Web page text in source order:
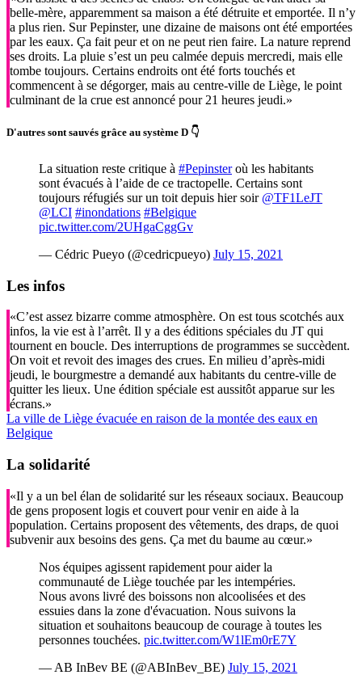
belle-mère, apparemment sa maison a été détruite et emportée. Il n’y
a plus rien. Sur Pepinster, une dizaine de maisons ont été emportées
par les eaux. Ça fait peur et on ne peut rien faire. La nature reprend
ses droits. La pluie s’est un peu calmée depuis mercredi, mais elle
tombe toujours. Certains endroits ont été forts touchés et
commencent à se dégorger, mais au centre-ville de Liège, le point
culminant de la crue est annoncé pour 21 heures jeudi.»
D'autres sont sauvés grâce au système D 👇
La situation reste critique à #Pepinsteroù les habitants
sont évacués à l’aide de ce tractopelle. Certains sont
toujours réfugiés sur un toit depuis hier soir @TF1LeJT
@LCI #inondations #Belgique
pic.twitter.com/2UHgaCggGv
— Cédric Pueyo (@cedricpueyo) July 15, 2021
Les infos
«C’est assez bizarre comme atmosphère. On est tous scotchés aux
infos, la vie est à l’arrêt. Il y a des éditions spéciales du JT qui
tournent en boucle. Des interruptions de programmes se succèdent.
On voit et revoit des images des crues. En milieu d’après-midi
jeudi, le bourgmestre a demandé aux habitants du centre-ville de
quitter les lieux. Une édition spéciale est aussitôt apparue sur les
écrans.»
La ville de Liège évacuée en raison de la montée des eaux en
Belgique
La solidarité
«Il y a un bel élan de solidarité sur les réseaux sociaux. Beaucoup
de gens proposent logis et couvert pour venir en aide à la
population. Certains proposent des vêtements, des draps, de quoi
subvenir aux besoins des gens. Ça met du baume au cœur.»
Nos équipes agissent rapidement pour aider la
communauté de Liège touchée par les intempéries.
Nous avons livré des boissons non alcoolisées et des
essuies dans la zone d'évacuation. Nous suivons la
situation et souhaitons beaucoup de courage à toutes les
personnes touchées. pic.twitter.com/W1lEm0rE7Y
— AB InBev BE (@ABInBev_BE) July 15, 2021